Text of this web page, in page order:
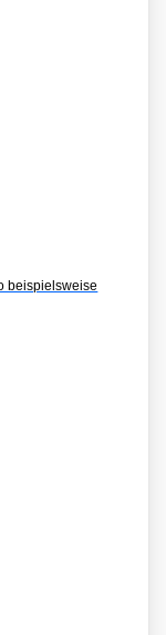
beispielsweise